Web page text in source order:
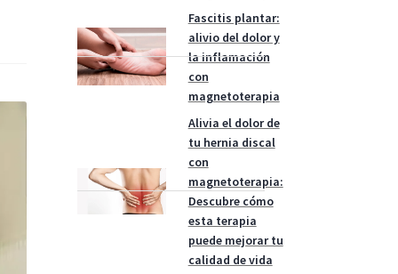
Fascitis plantar:
alivio del dolor y
la inflamación
con
magnetoterapia
Alivia el dolor de
tu hernia discal
con
magnetoterapia:
Descubre cómo
esta terapia
puede mejorar tu
calidad de vida